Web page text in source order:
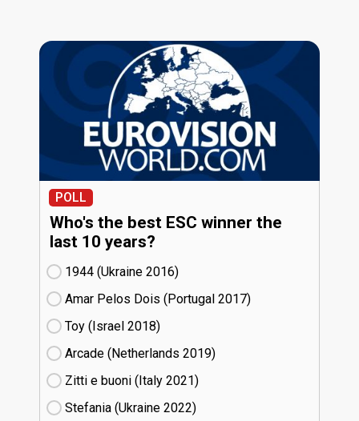
POLL
Who's the best ESC winner the
last 10 years?
1944 (Ukraine
16)
Amar Pelos Dois (Portugal
17)
Toy (Israel
18)
Arcade (Netherlands
19)
Zitti e buoni​ (Italy
21)
Stefania (Ukraine
22)